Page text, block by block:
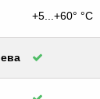
+5...+60° °С